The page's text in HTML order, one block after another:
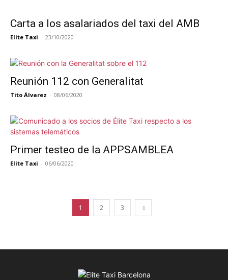
Carta a los asalariados del taxi del AMB
Elite Taxi - 23/10/2020
Reunión 112 con Generalitat
Tito Álvarez - 08/06/2020
Primer testeo de la APPSAMBLEA
Elite Taxi - 06/06/2020
1 2 3